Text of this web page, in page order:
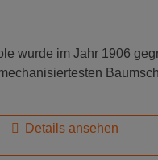
wurde im Jahr 1906
Details ansehen